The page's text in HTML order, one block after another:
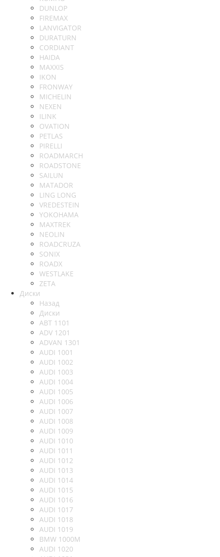
DUNLOP
FIREMAX
LANVIGATOR
DURATURN
CORDIANT
HAIDA
MAXXIS
IKON
FRONWAY
MICHELIN
NEXEN
ILINK
OVATION
PETLAS
PIRELLI
ROADMARCH
ROADSTONE
SAILUN
MATADOR
LING LONG
VREDESTEIN
YOKOHAMA
MAXTREK
NEOLIN
ROADCRUZA
SONIX
ROADX
WESTLAKE
ZETA
Диски
Назад
Диски
ABT 1101
ADV 1201
ADVAN 1301
AUDI 1001
AUDI 1002
AUDI 1003
AUDI 1004
AUDI 1005
AUDI 1006
AUDI 1007
AUDI 1008
AUDI 1009
AUDI 1010
AUDI 1011
AUDI 1012
AUDI 1013
AUDI 1014
AUDI 1015
AUDI 1016
AUDI 1017
AUDI 1018
AUDI 1019
BMW 1000M
AUDI 1020